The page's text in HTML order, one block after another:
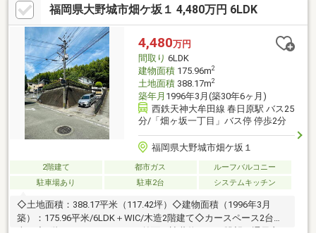
福岡県大野城市畑ケ坂１ 4,480万円 6LDK
4,480万円
間取り 6LDK
建物面積175.96m2
土地面積388.17m2
築年月 1996年3月(築30年6ヶ月)
西鉄天神大牟田線 春日原駅 バス25
分/「畑ヶ坂一丁目」バス停 停歩2分
福岡県大野城市畑ケ坂１
2階建て 都市ガス
ルーフバルコニー
駐車場あり
駐車2台 システムキッチン
◇土地面積：388.17平米（117.42坪）◇建物面積（1996年3月
築）：175.96平米/6LDK＋WIC/木造2階建て◇カースペース2台駐